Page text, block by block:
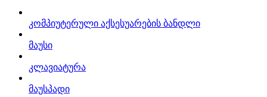
კომპიუტერული აქსესუარების ბანდლი
მაუსი
კლავიატურა
მაუსპადი